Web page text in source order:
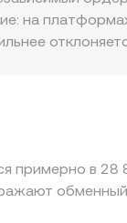
на
MZN
различия
примерно в 28